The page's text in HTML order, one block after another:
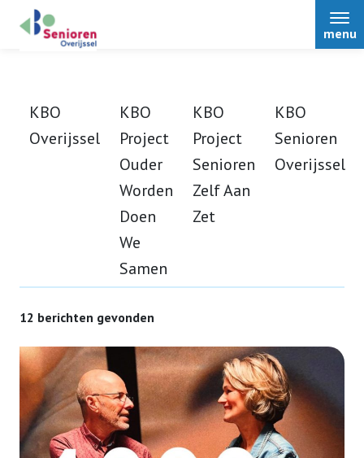
menu
Home
Over Senioren Overijssel
Bestuur
Afdelingen
Over Senioren Overijssel
Voordelen
Belangenbehartiging
Kernpunten
ONS magazine
Contact
KBO
Overijssel
KBO
Project
Ouder
Worden
Doen
We
Samen
KBO
Project
Senioren
Zelf Aan
Zet
KBO
Senioren
Overijssel
12 berichten gevonden